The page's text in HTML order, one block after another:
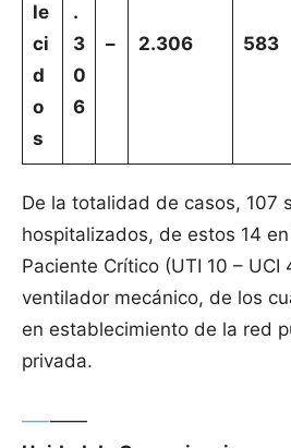
le
ci
d
o
s
.
3
0
6
– 2.306 583
De la totalidad de casos, 107
hospitalizados, de estos 14
Paciente Crítico (UTI 10 –
ventilador mecánico, de los
en establecimiento de la red
privada.
—–——